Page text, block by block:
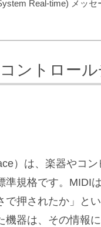
Real-time) メッセ
ントロー
）は、楽器やコ
規格です。MIDI
で押されたか」と
器は、その情報